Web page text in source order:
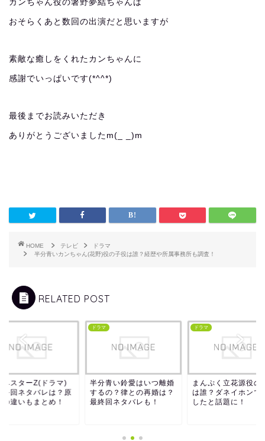
カンちゃん役の箸野夢結ちゃんは
おそらくあと数回の出演だと思いますが
素敵な癒しをくれたカンちゃんに
感謝でいっぱいです(*^^*)
最後までお読みいただき
ありがとうございましたm(_ _)m
HOME テレビ
ドラマ
半分青いカンちゃん(花野)役の子役は誰？経歴や所属事務所も調査！
RELATED POST
ベスターZ(ドラマ)
終回ネタバレは？原
の違いもまとめ！
ドラマ
半分青い鈴愛はいつ離婚
するの？律との再婚は？
最終回ネタバレも！
ドラマ
まんぷく立花源役の
は誰？ダネイホンで
したと話題に！